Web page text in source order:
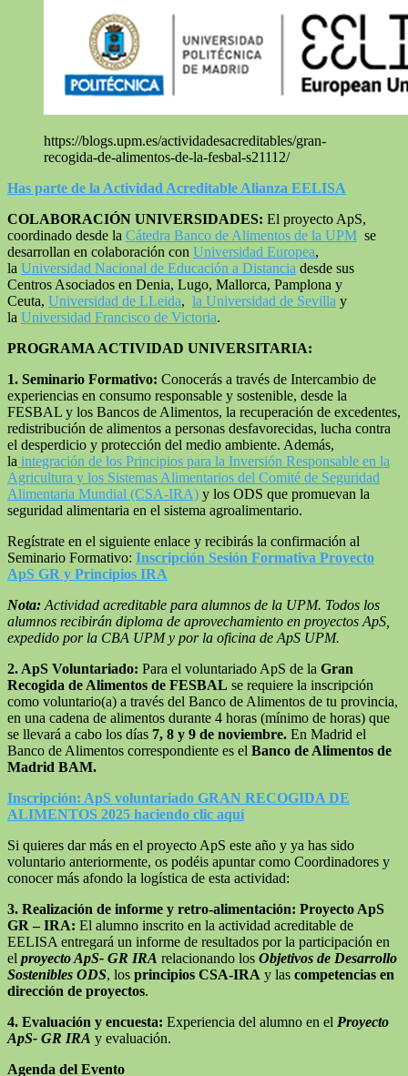
https://blogs.upm.es/actividadesacreditables/gran-
recogida-de-alimentos-de-la-fesbal-s21112/
Has parte de la Actividad Acreditable Alianza EELISA
COLABORACIÓN UNIVERSIDADES: El proyecto ApS,
coordinado desde la Cátedra Banco de Alimentos de la UPM se
desarrollan en colaboración con Universidad Europea,
la Universidad Nacional de Educación a Distancia desde sus
Centros Asociados en Denia, Lugo, Mallorca, Pamplona y
Ceuta, Universidad de LLeida, la Universidad de Sevilla y
la Universidad Francisco de Victoria.
PROGRAMA ACTIVIDAD UNIVERSITARIA:
1. Seminario Formativo: Conocerás a través de Intercambio de
experiencias en consumo responsable y sostenible, desde la
FESBAL y los Bancos de Alimentos, la recuperación de excedentes,
redistribución de alimentos a personas desfavorecidas, lucha contra
el desperdicio y protección del medio ambiente. Además,
la integración de los Principios para la Inversión Responsable en la
Agricultura y los Sistemas Alimentarios del Comité de Seguridad
Alimentaria Mundial (CSA-IRA) y los ODS que promuevan la
seguridad alimentaria en el sistema agroalimentario.
Regístrate en el siguiente enlace y recibirás la confirmación al
Seminario Formativo: Inscripción Sesión Formativa Proyecto
ApS GR y Principios IRA
Nota: Actividad acreditable para alumnos de la UPM. Todos los
alumnos recibirán diploma de aprovechamiento en proyectos ApS,
expedido por la CBA UPM y por la oficina de ApS UPM.
2. ApS Voluntariado: Para el voluntariado ApS de la Gran
Recogida de Alimentos de FESBAL se requiere la inscripción
como voluntario(a) a través del Banco de Alimentos de tu provincia,
en una cadena de alimentos durante 4 horas (mínimo de horas) que
se llevará a cabo los días 7, 8 y 9 de noviembre. En Madrid el
Banco de Alimentos correspondiente es el Banco de Alimentos de
Madrid BAM.
Inscripción: ApS voluntariado GRAN RECOGIDA DE
ALIMENTOS 2025 haciendo clic aquí
Si quieres dar más en el proyecto ApS este año y ya has sido
voluntario anteriormente, os podéis apuntar como Coordinadores y
conocer más afondo la logística de esta actividad:
3. Realización de informe y retro-alimentación: Proyecto ApS
GR – IRA: El alumno inscrito en la actividad acreditable de
EELISA entregará un informe de resultados por la participación en
el proyecto ApS- GR IRA relacionando los Objetivos de Desarrollo
Sostenibles ODS, los principios CSA-IRA y las competencias en
dirección de proyectos.
4. Evaluación y encuesta: Experiencia del alumno en el Proyecto
ApS- GR IRA y evaluación.
Agenda del Evento